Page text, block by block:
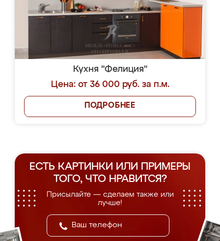
Кухня "Фелиция"
Цена: от 36 000 руб. за п.м.
ПОДРОБНЕЕ
ЕСТЬ КАРТИНКИ ИЛИ ПРИМЕРЫ
ТОГО, ЧТО НРАВИТСЯ?
Присылайте — сделаем также или
лучше!